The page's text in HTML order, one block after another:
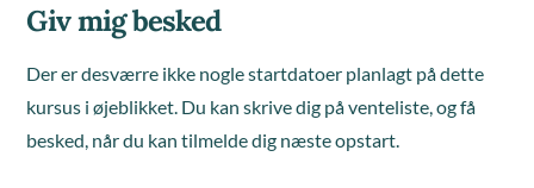
Giv mig besked
Der er desværre ikke nogle startdatoer planlagt på dette
kursus i øjeblikket. Du kan skrive dig på venteliste, og få
besked, når du kan tilmelde dig næste opstart.